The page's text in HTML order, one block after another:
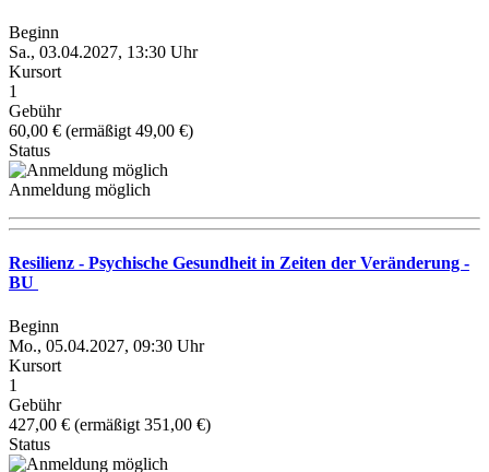
Beginn
Sa., 03.04.2027, 13:30 Uhr
Kursort
1
Gebühr
60,00 € (ermäßigt 49,00 €)
Status
Anmeldung möglich
Resilienz - Psychische Gesundheit in Zeiten der Veränderung -
BU
Beginn
Mo., 05.04.2027, 09:30 Uhr
Kursort
1
Gebühr
427,00 € (ermäßigt 351,00 €)
Status